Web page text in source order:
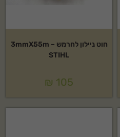
חוט ניילון לחרמש 3mmX55m –
STIHL
₪ 105